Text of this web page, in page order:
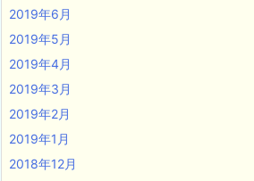
2019年6月
2019年5月
2019年4月
2019年3月
2019年2月
2019年1月
2018年12月